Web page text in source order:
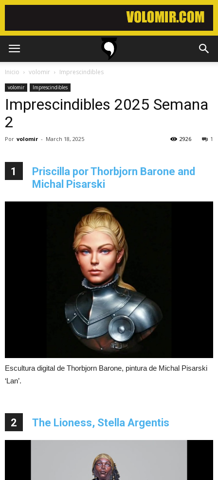
Inicio volomir Imprescindibles
volomir Imprescindibles
Imprescindibles 2025 Semana
2
Por volomir - March 18, 2025 1
2926
1
Priscilla por Thorbjorn Barone and
Michal Pisarski
Escultura digital de Thorbjorn Barone, pintura de Michal Pisarski
‘Lan’.
2 The Lioness, Stella Argentis